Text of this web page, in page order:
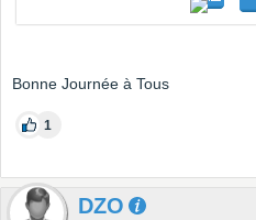
Bonne Journée à Tous
1
DZO